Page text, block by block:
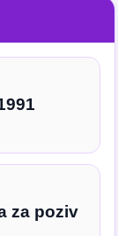
za poziv